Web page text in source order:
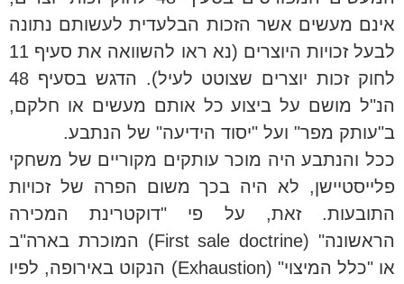
אינם מעשים אשר הזכות הבלעדית לעשותם נתונה
לבעל זכויות היוצרים (נא ראו להשוואה את סעיף 11
לחוק זכות יוצרים שצוטט לעיל). הדגש בסעיף 48
הנ"ל מושם על ביצוע כל אותם מעשים או חלקם,
ב"עותק מפר" ועל "יסוד הידיעה" של הנתבע.
ככל והנתבע היה מוכר עותקים מקוריים של משחקי
פלייסטיישן, לא היה בכך משום הפרה של זכויות
התובעות. זאת, על פי "דוקטרינת המכירה
הראשונה" (First sale doctrine) המוכרת בארה"ב
או "כלל המיצוי" (Exhaustion) הנקוט באירופה, לפיו